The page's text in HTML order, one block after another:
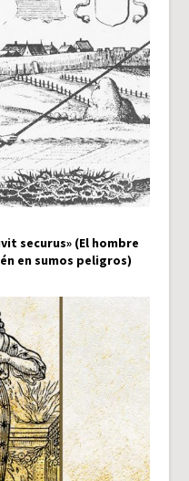
securus» (El hombre
en sumos peligros)